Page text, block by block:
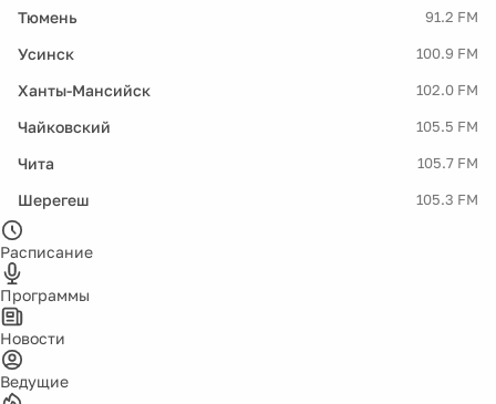
Тюмень 91.2 FM
Усинск 100.9 FM
Ханты-Мансийск 102.0 FM
Чайковский 105.5 FM
Чита 105.7 FM
Шерегеш 105.3 FM
Расписание
Программы
Новости
Ведущие